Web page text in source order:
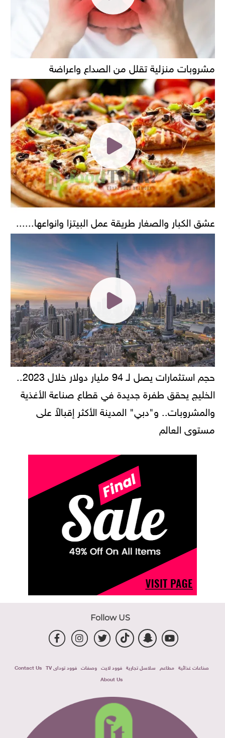
مشروبات منزلية تقلل من الصداع واعراضة
عشق الكبار والصغار طريقة عمل البيتزا وانواعها......
حجم استثمارات يصل لـ 94 مليار دولار خلال 2023..
الخليج يحقق طفرة جديدة في قطاع صناعة الأغذية
والمشروبات.. و"دبي" المدينة الأكثر إقبالاً على
مستوى العالم
Follow US
صناعات غذائية مطاعم سلاسل تجارية فوود لايت وصفات فوود توداى TV
Contact Us
About Us